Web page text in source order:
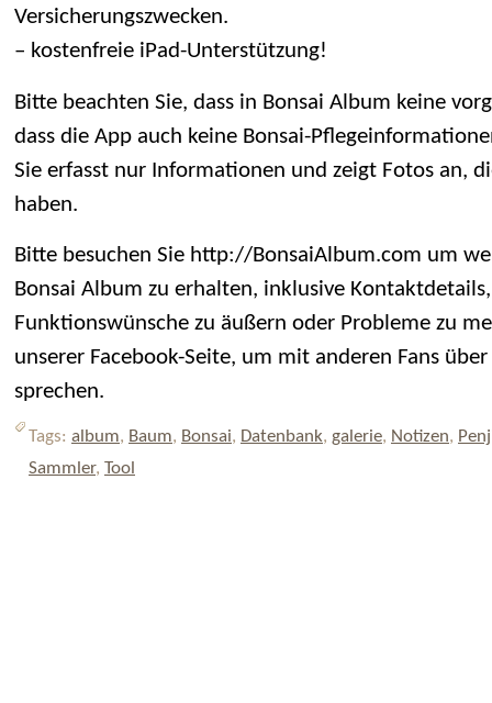
Versicherungszwecken.
– kostenfreie iPad-Unterstützung!
Bitte beachten Sie, dass in Bonsai Album keine
dass die App auch keine Bonsai-
Sie erfasst nur Informationen und zeigt Fotos an,
haben.
Bitte besuchen Sie http://BonsaiAlbum.com um
Bonsai Album zu erhalten, inklusive
Funktionswünsche zu äußern oder Probleme zu
unserer Facebook-Seite, um mit anderen Fans
sprechen.
Tags: album, Baum, Bonsai, Datenbank, galerie, Notizen,
Sammler, Tool